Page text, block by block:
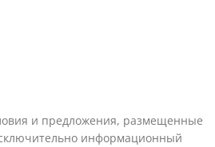
и предложения, размещенные
информационный